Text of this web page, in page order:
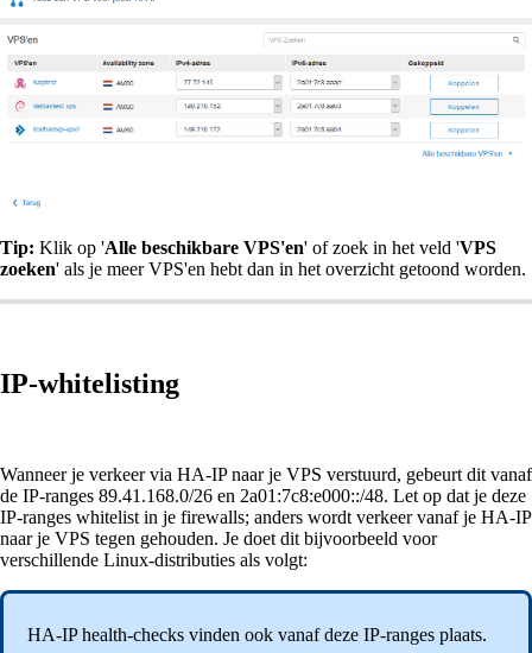
Tip: Klik op 'Alle beschikbare VPS'en' of zoek in het veld 'VPS
zoeken' als je meer VPS'en hebt dan in het overzicht getoond worden.
IP-whitelisting
Wanneer je verkeer via HA-IP naar je VPS verstuurd, gebeurt dit vanaf
de IP-ranges 89.41.168.0/26 en 2a01:7c8:e000::/48. Let op dat je deze
IP-ranges whitelist in je firewalls; anders wordt verkeer vanaf je HA-IP
naar je VPS tegen gehouden. Je doet dit bijvoorbeeld voor
verschillende Linux-distributies als volgt:
HA-IP health-checks vinden ook vanaf deze IP-ranges plaats.